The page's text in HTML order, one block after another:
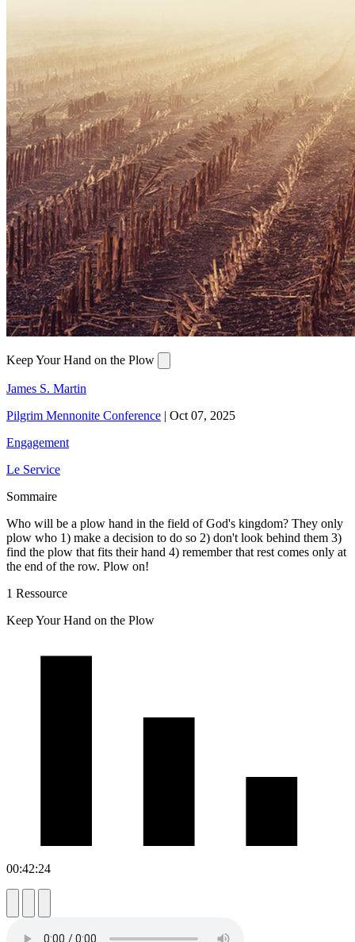
Keep Your Hand on the Plow
James S. Martin
Pilgrim Mennonite Conference | Oct 07, 2025
Engagement
Le Service
Sommaire
Who will be a plow hand in the field of God's kingdom? They only
plow who 1) make a decision to do so 2) don't look behind them 3)
find the plow that fits their hand 4) remember that rest comes only at
the end of the row. Plow on!
1 Ressource
Keep Your Hand on the Plow
00:42:24